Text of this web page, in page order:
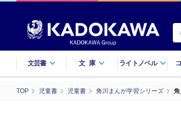
文芸書 文庫 ライトノベル
TOP 児童書 児童書 角川まんが学習シリーズ